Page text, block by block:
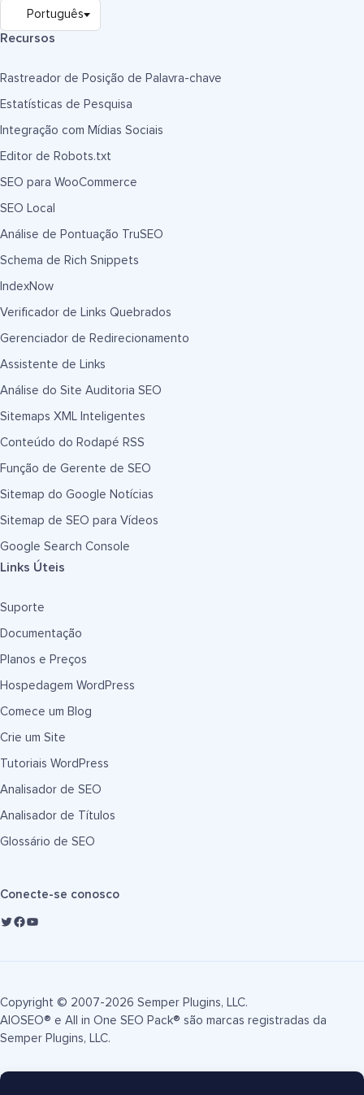
Recursos
Rastreador de Posição de Palavra-chave
Estatísticas de Pesquisa
Integração com Mídias Sociais
Editor de Robots.txt
SEO para WooCommerce
SEO Local
Análise de Pontuação TruSEO
Schema de Rich Snippets
IndexNow
Verificador de Links Quebrados
Gerenciador de Redirecionamento
Assistente de Links
Análise do Site Auditoria SEO
Sitemaps XML Inteligentes
Conteúdo do Rodapé RSS
Função de Gerente de SEO
Sitemap do Google Notícias
Sitemap de SEO para Vídeos
Google Search Console
Links Úteis
Suporte
Documentação
Planos e Preços
Hospedagem WordPress
Comece um Blog
Crie um Site
Tutoriais WordPress
Analisador de SEO
Analisador de Títulos
Glossário de SEO
Conecte-se conosco
Copyright © 2007-2026 Semper Plugins, LLC.
AIOSEO® e All in One SEO Pack® são marcas registradas da
Semper Plugins, LLC.
Termos de Serviço